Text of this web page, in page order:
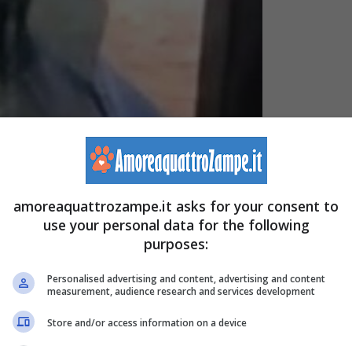
amoreaquattrozampe.it asks for your consent to
use your personal data for the following
purposes:
Personalised advertising and content, advertising and content
measurement, audience research and services development
Store and/or access information on a device